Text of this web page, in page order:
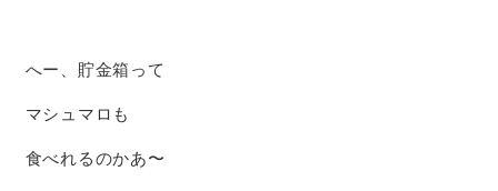
へー、貯金箱って
マシュマロも
食べれるのかあ〜